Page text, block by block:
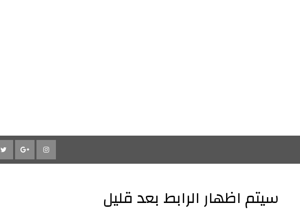
سيتم اظهار الرابط بعد قليل